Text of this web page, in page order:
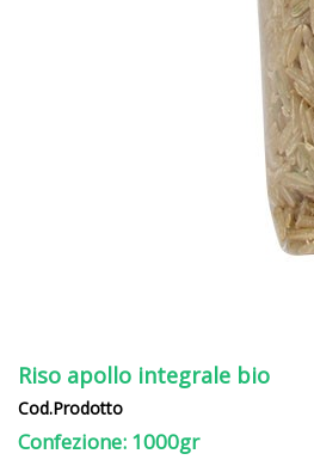
Riso apollo integrale bio
Cod.Prodotto
Confezione: 1000gr